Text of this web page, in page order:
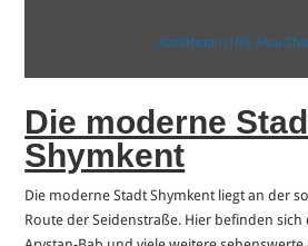
„Kazakhstan (1/6): Aksu-
Die moderne
Shymkent
Die moderne Stadt Shymkent liegt an der
Route der Seidenstraße. Hier befinden